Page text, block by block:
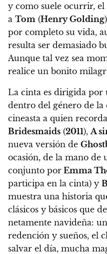
y como suele ocurrir,
a Tom (Henry Golding
por completo su vida,
resulta ser demasiado
Aunque tal vez sea
realice un bonito
La cinta es dirigida por
dentro del género de la
cineasta a quien
Bridesmaids (2011), A
nueva versión de
ocasión, de la mano de
conjunto por Emma
participa en la cinta) y
muestra una historia
clásicos y básicos que
netamente navideña:
redención y sueños, el
salvar el día, mucha